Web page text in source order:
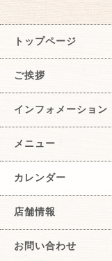
トップページ
ご挨拶
インフォメーション
メニュー
カレンダー
店舗情報
お問い合わせ